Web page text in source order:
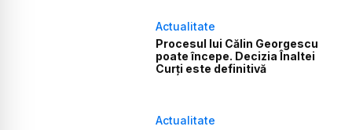
Actualitate
Procesul lui Călin Georgescu
poate începe. Decizia Înaltei
Curți este definitivă
Actualitate